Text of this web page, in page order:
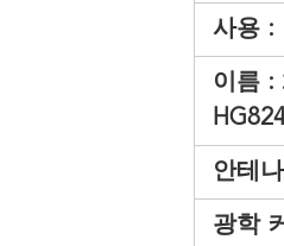
사용 :
이름 :
안테
광학